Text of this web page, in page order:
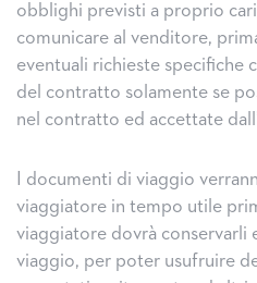
obblighi previsti a proprio
comunicare al venditore,
eventuali richieste specifiche
del contratto solamente se
nel contratto ed accettate
I documenti di viaggio
viaggiatore in tempo utile
viaggiatore dovrà conservarli
viaggio, per poter usufruire